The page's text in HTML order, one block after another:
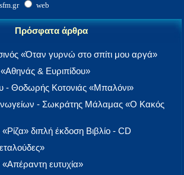
web
Πρόσφατα άρθρα
«Όταν γυρνώ στο σπίτι μου αργά»
& Ευριπίδου»
- Θοδωρής Κοτονιάς «Μπαλόνι»
- Σωκράτης Μάλαμας «Ο Κακός
διπλή έκδοση Βιβλίο - CD
ευτυχία»